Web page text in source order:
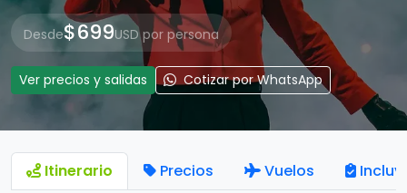
Desde$699USD por persona
Ver precios y salidas Cotizar por WhatsApp
Itinerario Precios Vuelos